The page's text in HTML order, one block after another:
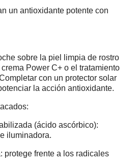
un antioxidante potente con
sobre la piel limpia de rostro
Power C+ o el tratamiento
con un protector solar
la acción antioxidante.
(ácido ascórbico):
iluminadora.
protege frente a los radicales